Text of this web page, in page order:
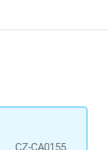
CZ-CA0155